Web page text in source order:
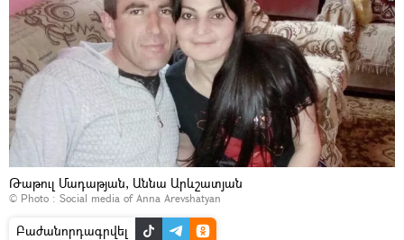
Թաթուլ Մադաթյան, Աննա Արևշատյան
© Photo : Social media of Anna Arevshatyan
Բաժանորդագրվել